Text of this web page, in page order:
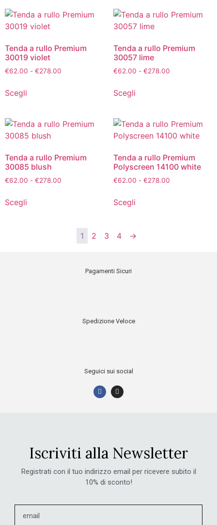
Tenda a rullo Premium
30019 violet
€62.00 - €278.00
Scegli
Tenda a rullo Premium
30057 lime
€62.00 - €278.00
Scegli
Tenda a rullo Premium
30085 blush
€62.00 - €278.00
Scegli
Tenda a rullo Premium
Polyscreen 14100 white
€62.00 - €278.00
Scegli
1 2 3 4 →
Pagamenti Sicuri
Spedizione Veloce
Seguici sui social
Iscriviti alla Newsletter
Registrati con il tuo indirizzo email per ricevere subito il
10% di sconto!